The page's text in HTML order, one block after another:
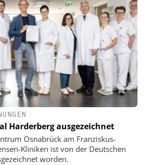
Harderberg ausgezeichnet
Osnabrück am Franziskus-
Kliniken ist von der Deutschen
worden.